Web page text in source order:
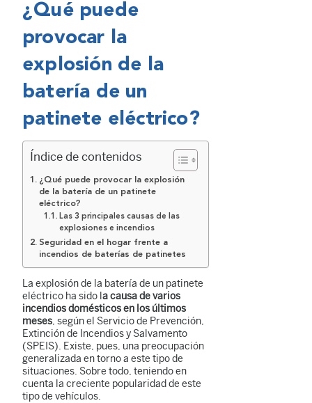
¿Qué puede
provocar la
explosión de la
batería de un
patinete eléctrico?
Índice de contenidos
¿Qué puede provocar la explosión
de la batería de un patinete
eléctrico?
Las 3 principales causas de las
explosiones e incendios
Seguridad en el hogar frente a
incendios de baterías de patinetes
La explosión de la batería de un patinete
eléctrico ha sido l a causa de varios
incendios domésticos en los últimos
meses, según el Servicio de Prevención,
Extinción de Incendios y Salvamento
(SPEIS). Existe, pues, una preocupación
generalizada en torno a este tipo de
situaciones. Sobre todo, teniendo en
cuenta la creciente popularidad de este
tipo de vehículos.